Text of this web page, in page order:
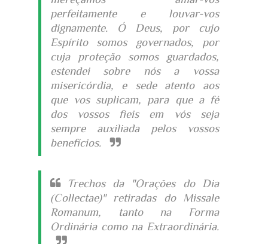
perfeitamente e louvar-vos
dignamente. Ó Deus, por cujo
Espírito somos governados, por
cuja proteção somos guardados,
estendei sobre nós a vossa
misericórdia, e sede atento aos
que vos suplicam, para que a fé
dos vossos fieis em vós seja
sempre auxiliada pelos vossos
benefícios.
Trechos da "Orações do Dia
(Collectae)" retiradas do Missale
Romanum, tanto na Forma
Ordinária como na Extraordinária.